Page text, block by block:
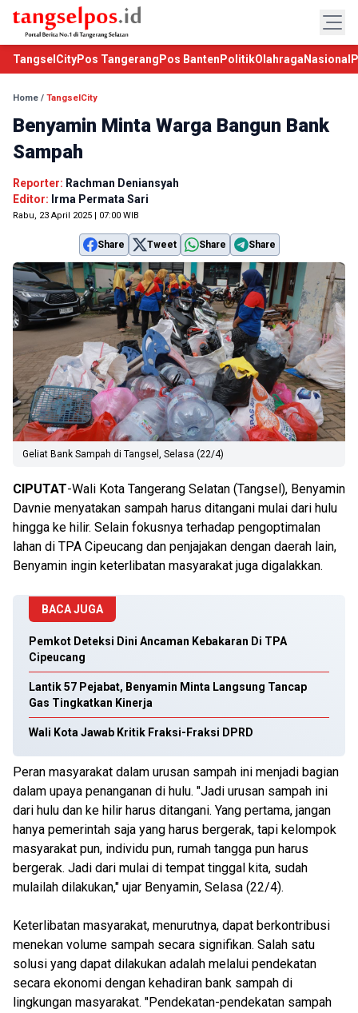
TangselCityPos Tangerang Pos Banten PolitikOlahraga Nasional
Home / TangselCity
Benyamin Minta Warga Bangun Bank
Sampah
Reporter: Rachman Deniansyah
Editor: Irma Permata Sari
Rabu, 23 April 2025 | 07:00 WIB
Share Tweet Share Share
Geliat Bank Sampah di Tangsel, Selasa (22/4)
CIPUTAT-Wali Kota Tangerang Selatan (Tangsel), Benyamin
Davnie menyatakan sampah harus ditangani mulai dari hulu
hingga ke hilir. Selain fokusnya terhadap pengoptimalan
lahan di TPA Cipeucang dan penjajakan dengan daerah lain,
Benyamin ingin keterlibatan masyarakat juga digalakkan.
BACA JUGA
Pemkot Deteksi Dini Ancaman Kebakaran Di TPA
Cipeucang
Lantik 57 Pejabat, Benyamin Minta Langsung Tancap
Gas Tingkatkan Kinerja
Wali Kota Jawab Kritik Fraksi-Fraksi DPRD
Peran masyarakat dalam urusan sampah ini menjadi bagian
dalam upaya penanganan di hulu. "Jadi urusan sampah ini
dari hulu dan ke hilir harus ditangani. Yang pertama, jangan
hanya pemerintah saja yang harus bergerak, tapi kelompok
masyarakat pun, individu pun, rumah tangga pun harus
bergerak. Jadi dari mulai di tempat tinggal kita, sudah
mulailah dilakukan," ujar Benyamin, Selasa (22/4).
Keterlibatan masyarakat, menurutnya, dapat berkontribusi
menekan volume sampah secara signifikan. Salah satu
solusi yang dapat dilakukan adalah melalui pendekatan
secara ekonomi dengan kehadiran bank sampah di
lingkungan masyarakat. "Pendekatan-pendekatan sampah